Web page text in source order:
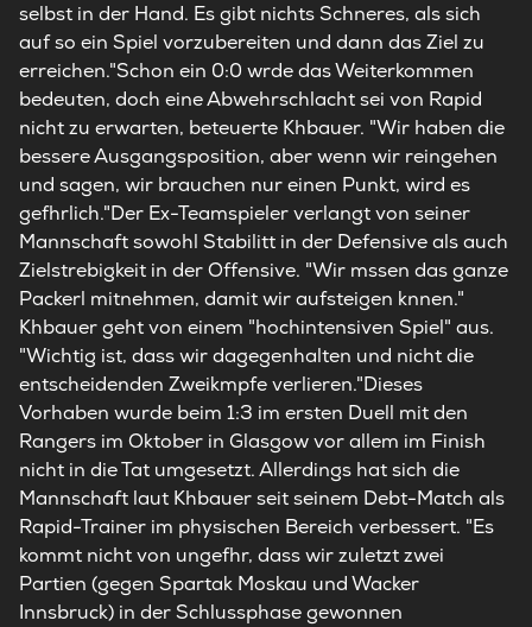
selbst in der Hand. Es gibt nichts Schneres, als sich
auf so ein Spiel vorzubereiten und dann das Ziel zu
erreichen."Schon ein 0:0 wrde das Weiterkommen
bedeuten, doch eine Abwehrschlacht sei von Rapid
nicht zu erwarten, beteuerte Khbauer. "Wir haben die
bessere Ausgangsposition, aber wenn wir reingehen
und sagen, wir brauchen nur einen Punkt, wird es
gefhrlich."Der Ex-Teamspieler verlangt von seiner
Mannschaft sowohl Stabilitt in der Defensive als auch
Zielstrebigkeit in der Offensive. "Wir mssen das ganze
Packerl mitnehmen, damit wir aufsteigen knnen."
Khbauer geht von einem "hochintensiven Spiel" aus.
"Wichtig ist, dass wir dagegenhalten und nicht die
entscheidenden Zweikmpfe verlieren."Dieses
Vorhaben wurde beim 1:3 im ersten Duell mit den
Rangers im Oktober in Glasgow vor allem im Finish
nicht in die Tat umgesetzt. Allerdings hat sich die
Mannschaft laut Khbauer seit seinem Debt-Match als
Rapid-Trainer im physischen Bereich verbessert. "Es
kommt nicht von ungefhr, dass wir zuletzt zwei
Partien (gegen Spartak Moskau und Wacker
Innsbruck) in der Schlussphase gewonnen